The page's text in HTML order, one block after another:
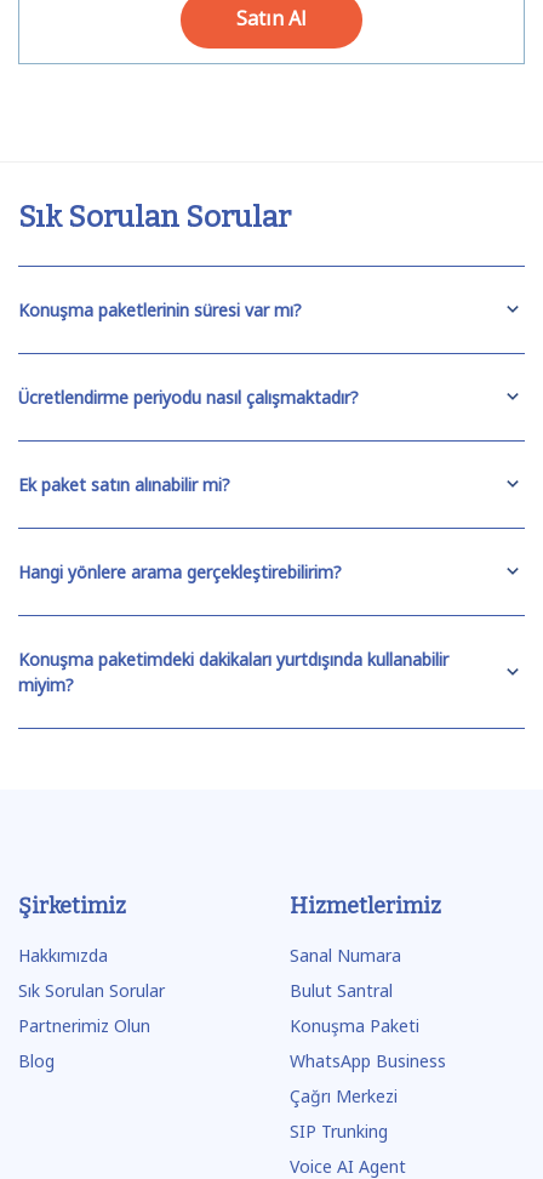
Satın Al
Sık Sorulan Sorular
Konuşma paketlerinin süresi var mı?
Ücretlendirme periyodu nasıl çalışmaktadır?
Ek paket satın alınabilir mi?
Hangi yönlere arama gerçekleştirebilirim?
Konuşma paketimdeki dakikaları yurtdışında kullanabilir
miyim?
Şirketimiz
Hakkımızda
Sık Sorulan Sorular
Partnerimiz Olun
Blog
Hizmetlerimiz
Sanal Numara
Bulut Santral
Konuşma Paketi
WhatsApp Business
Çağrı Merkezi
SIP Trunking
Voice AI Agent